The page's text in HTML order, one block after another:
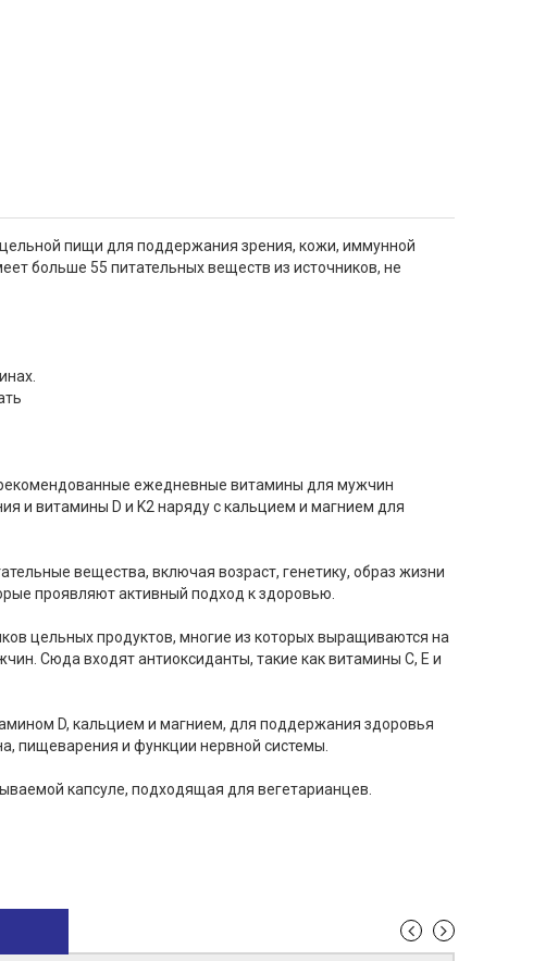
пищи для поддержания зрения, кожи, иммунной
больше 55 питательных веществ из источников, не
ежедневные витамины для мужчин
и витамины D и K2 наряду с кальцием и магнием для
вещества, включая возраст, генетику, образ жизни
проявляют активный подход к здоровью.
цельных продуктов, многие из которых выращиваются на
Сюда входят антиоксиданты, такие как витамины C, E и
D, кальцием и магнием, для поддержания здоровья
пищеварения и функции нервной системы.
капсуле, подходящая для вегетарианцев.